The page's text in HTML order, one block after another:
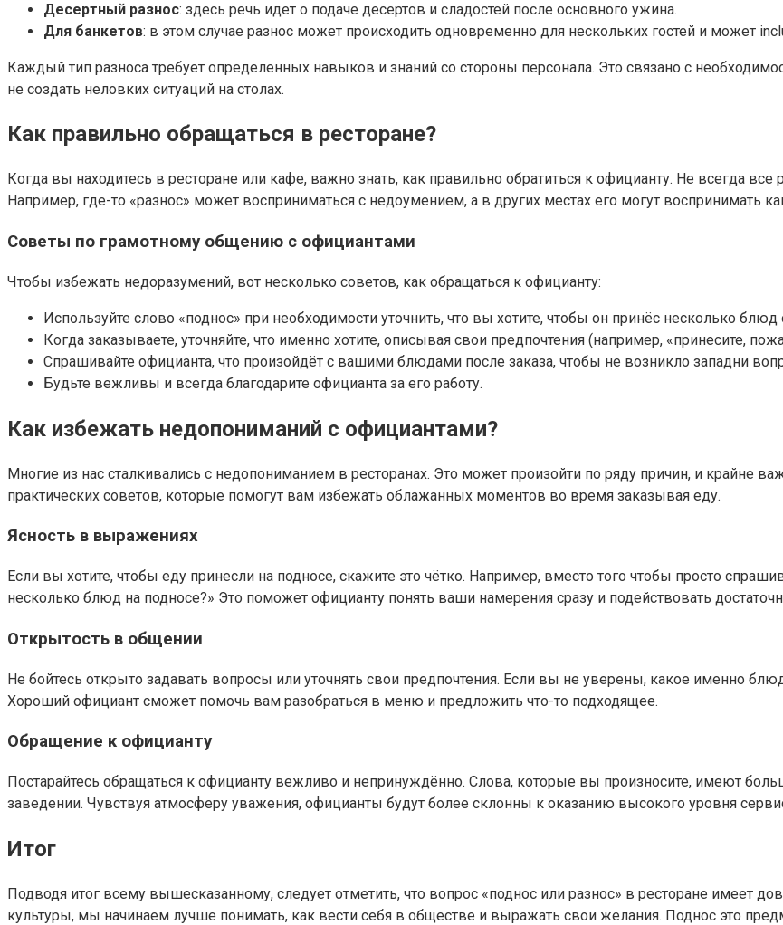
Десертный разнос: здесь речь идет о подаче десертов и сладостей после основного ужина.
Для банкетов: в этом случае разнос может происходить одновременно для нескольких гостей и может
Каждый тип разноса требует определенных навыков и знаний со стороны персонала. Это связано с
не создать неловких ситуаций на столах.
Как правильно обращаться в ресторане?
Когда вы находитесь в ресторане или кафе, важно знать, как правильно обратиться к официанту. Не всегда
Например, где-то «разнос» может восприниматься с недоумением, а в других местах его могут воспринимать
Советы по грамотному общению с официантами
Чтобы избежать недоразумений, вот несколько советов, как обращаться к официанту:
Используйте слово «поднос» при необходимости уточнить, что вы хотите, чтобы он принёс несколько
Когда заказываете, уточняйте, что именно хотите, описывая свои предпочтения (например, «принесите,
Спрашивайте официанта, что произойдёт с вашими блюдами после заказа, чтобы не возникло западни
Будьте вежливы и всегда благодарите официанта за его работу.
Как избежать недопониманий с официантами?
Многие из нас сталкивались с недопониманием в ресторанах. Это может произойти по ряду причин, и крайне
практических советов, которые помогут вам избежать облажанных моментов во время заказывая еду.
Ясность в выражениях
Если вы хотите, чтобы еду принесли на подносе, скажите это чётко. Например, вместо того чтобы просто
несколько блюд на подносе?» Это поможет официанту понять ваши намерения сразу и подействовать
Открытость в общении
Не бойтесь открыто задавать вопросы или уточнять свои предпочтения. Если вы не уверены, какое именно
Хороший официант сможет помочь вам разобраться в меню и предложить что-то подходящее.
Обращение к официанту
Постарайтесь обращаться к официанту вежливо и непринуждённо. Слова, которые вы произносите, имеют
заведении. Чувствуя атмосферу уважения, официанты будут более склонны к оказанию высокого уровня
Итог
Подводя итог всему вышесказанному, следует отметить, что вопрос «поднос или разнос» в ресторане имеет
культуры, мы начинаем лучше понимать, как вести себя в обществе и выражать свои желания. Поднос это